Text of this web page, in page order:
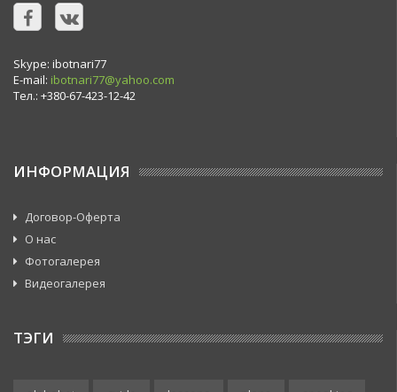
Skype: ibotnari77
E-mail: ibotnari77@yahoo.com
Тел.: +380-67-423-12-42
ИНФОРМАЦИЯ
Договор-Оферта
О нас
Фотогалерея
Видеогалерея
ТЭГИ